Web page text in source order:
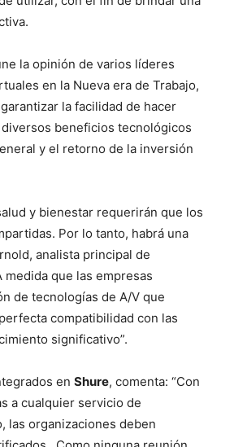
la opinión de varios líderes
en la Nueva era de Trabajo,
la facilidad de hacer
beneficios tecnológicos
y el retorno de la inversión
y bienestar requerirán que los
Por lo tanto, habrá una
analista principal de
medida que las empresas
de tecnologías de A/V que
compatibilidad con las
significativo”.
en Shure, comenta: “Con
a cualquier servicio de
las organizaciones deben